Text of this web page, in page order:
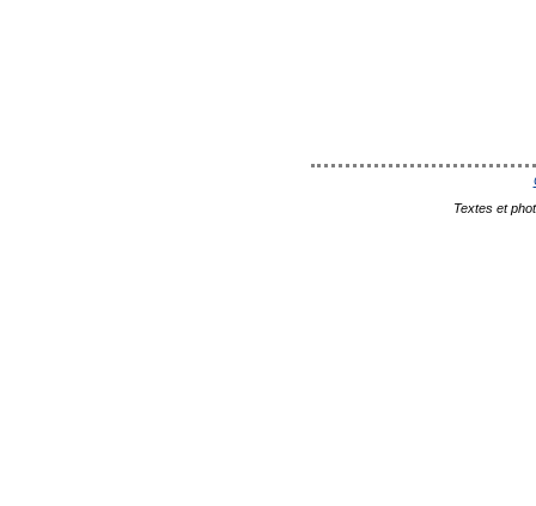
Textes et